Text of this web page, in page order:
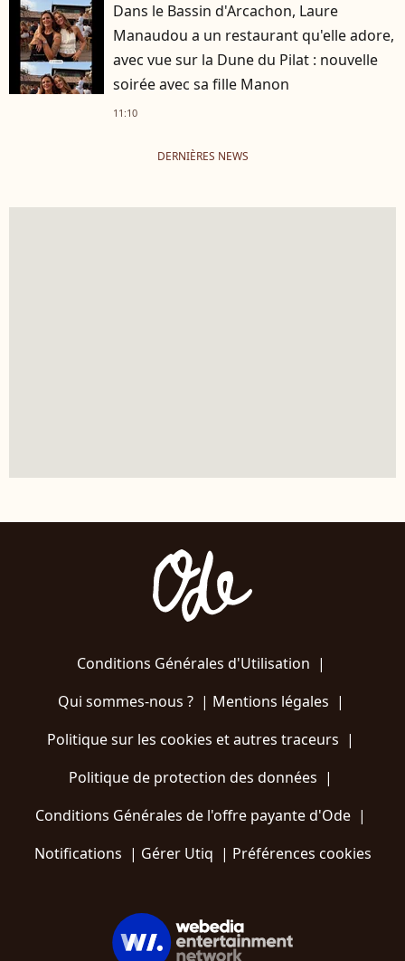
Dans le Bassin d'Arcachon, Laure
Manaudou a un restaurant qu'elle adore,
avec vue sur la Dune du Pilat : nouvelle
soirée avec sa fille Manon
11:10
DERNIÈRES NEWS
Conditions Générales d'Utilisation |
Qui sommes-nous ?| Mentions légales |
Politique sur les cookies et autres traceurs |
Politique de protection des données |
Conditions Générales de l'offre payante d'Ode |
Notifications | Gérer Utiq | Préférences cookies